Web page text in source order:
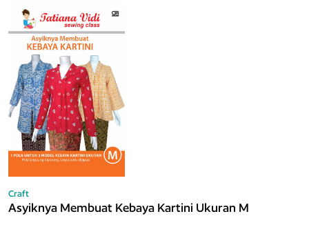
Craft
Asyiknya Membuat Kebaya Kartini Ukuran M